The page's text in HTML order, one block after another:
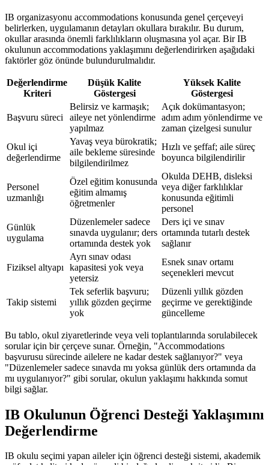
IB organizasyonu accommodations konusunda genel çerçeveyi
belirlerken, uygulamanın detayları okullara bırakılır. Bu durum,
okullar arasında önemli farklılıkların oluşmasına yol açar. Bir IB
okulunun accommodations yaklaşımını değerlendirirken aşağıdaki
faktörler göz önünde bulundurulmalıdır.
Değerlendirme
Kriteri
Düşük Kalite
Göstergesi
Yüksek Kalite
Göstergesi
Başvuru süreci
Belirsiz ve karmaşık;
aileye net yönlendirme
yapılmaz
Açık dokümantasyon;
adım adım yönlendirme ve
zaman çizelgesi sunulur
Okul içi
değerlendirme
Yavaş veya bürokratik;
aile bekleme süresinde
bilgilendirilmez
Hızlı ve şeffaf; aile süreç
boyunca bilgilendirilir
Personel
uzmanlığı
Özel eğitim konusunda
eğitim almamış
öğretmenler
Okulda DEHB, disleksi
veya diğer farklılıklar
konusunda eğitimli
personel
Günlük
uygulama
Düzenlemeler sadece
sınavda uygulanır; ders
ortamında destek yok
Ders içi ve sınav
ortamında tutarlı destek
sağlanır
Fiziksel altyapı
Ayrı sınav odası
kapasitesi yok veya
yetersiz
Esnek sınav ortamı
seçenekleri mevcut
Takip sistemi
Tek seferlik başvuru;
yıllık gözden geçirme
yok
Düzenli yıllık gözden
geçirme ve gerektiğinde
güncelleme
Bu tablo, okul ziyaretlerinde veya veli toplantılarında sorulabilecek
sorular için bir çerçeve sunar. Örneğin, "Accommodations
başvurusu sürecinde ailelere ne kadar destek sağlanıyor?" veya
"Düzenlemeler sadece sınavda mı yoksa günlük ders ortamında da
mı uygulanıyor?" gibi sorular, okulun yaklaşımı hakkında somut
bilgi sağlar.
IB Okulunun Öğrenci Desteği Yaklaşımını
Değerlendirme
IB okulu seçimi yapan aileler için öğrenci desteği sistemi, akademik